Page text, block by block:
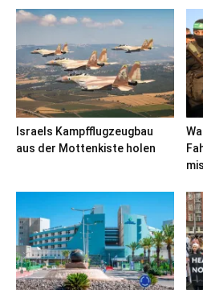
Israels Kampfflugzeugbau
aus der Mottenkiste holen